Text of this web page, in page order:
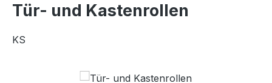
Tür- und Kastenrollen
KS